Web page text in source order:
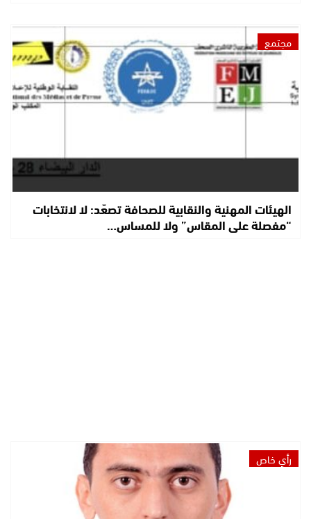
مجتمع
الهيئات المهنية والنقابية للصحافة تصعّد: لا لانتخابات
“مفصلة على المقاس” ولا للمساس…
رأي خاص